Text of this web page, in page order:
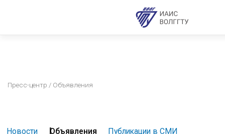
Пресс-центр / Объявления
Новости Объявления
Публикации в СМИ